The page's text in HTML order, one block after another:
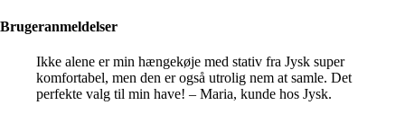
Brugeranmeldelser
Ikke alene er min hængekøje med stativ fra Jysk super
komfortabel, men den er også utrolig nem at samle. Det
perfekte valg til min have! – Maria, kunde hos Jysk.